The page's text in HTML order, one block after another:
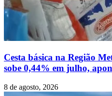
Cesta básica na Região
sobe 0,44% em julho,
8 de agosto, 2026